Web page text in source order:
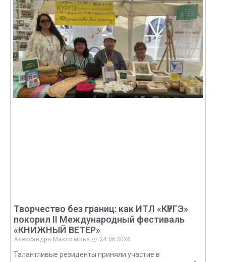
Творчество без границ: как ИТЛ «КҮРГЭ»
покорил II Международный фестиваль
«КНИЖНЫЙ ВЕТЕР»
Александра Максимова
24.06.2026
Талантливые резиденты приняли участие в